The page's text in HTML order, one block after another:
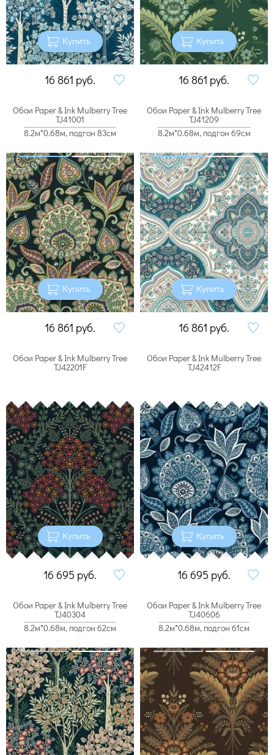
Купить
16 861 руб.
Купить
16 861 руб.
Обои Paper & Ink Mulberry Tree
TJ41001
8.2м*0.68м, подгон 83см
Купить
16 861 руб.
Обои Paper & Ink Mulberry Tree
TJ41209
8.2м*0.68м, подгон 69см
Купить
16 861 руб.
Обои Paper & Ink Mulberry Tree
TJ42201F
Купить
16 695 руб.
Обои Paper & Ink Mulberry Tree
TJ42412F
Купить
16 695 руб.
Обои Paper & Ink Mulberry Tree
TJ40304
8.2м*0.68м, подгон 62см
Обои Paper & Ink Mulberry Tree
TJ40606
8.2м*0.68м, подгон 61см